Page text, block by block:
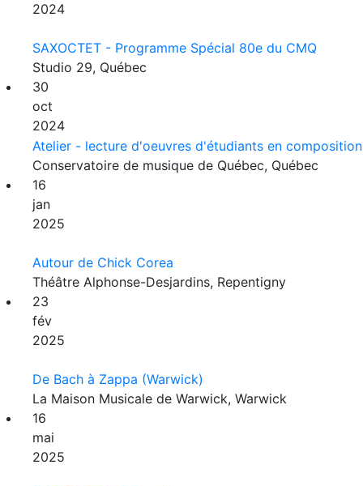
2024
SAXOCTET - Programme Spécial 80e du CMQ
Studio 29, Québec
30
oct
2024
Atelier - lecture d'oeuvres d'étudiants en composition
Conservatoire de musique de Québec, Québec
16
jan
2025
Autour de Chick Corea
Théâtre Alphonse-Desjardins, Repentigny
23
fév
2025
De Bach à Zappa (Warwick)
La Maison Musicale de Warwick, Warwick
16
mai
2025